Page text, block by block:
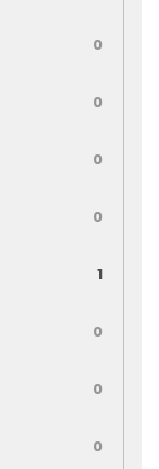
0
0
0
0
1
0
0
0